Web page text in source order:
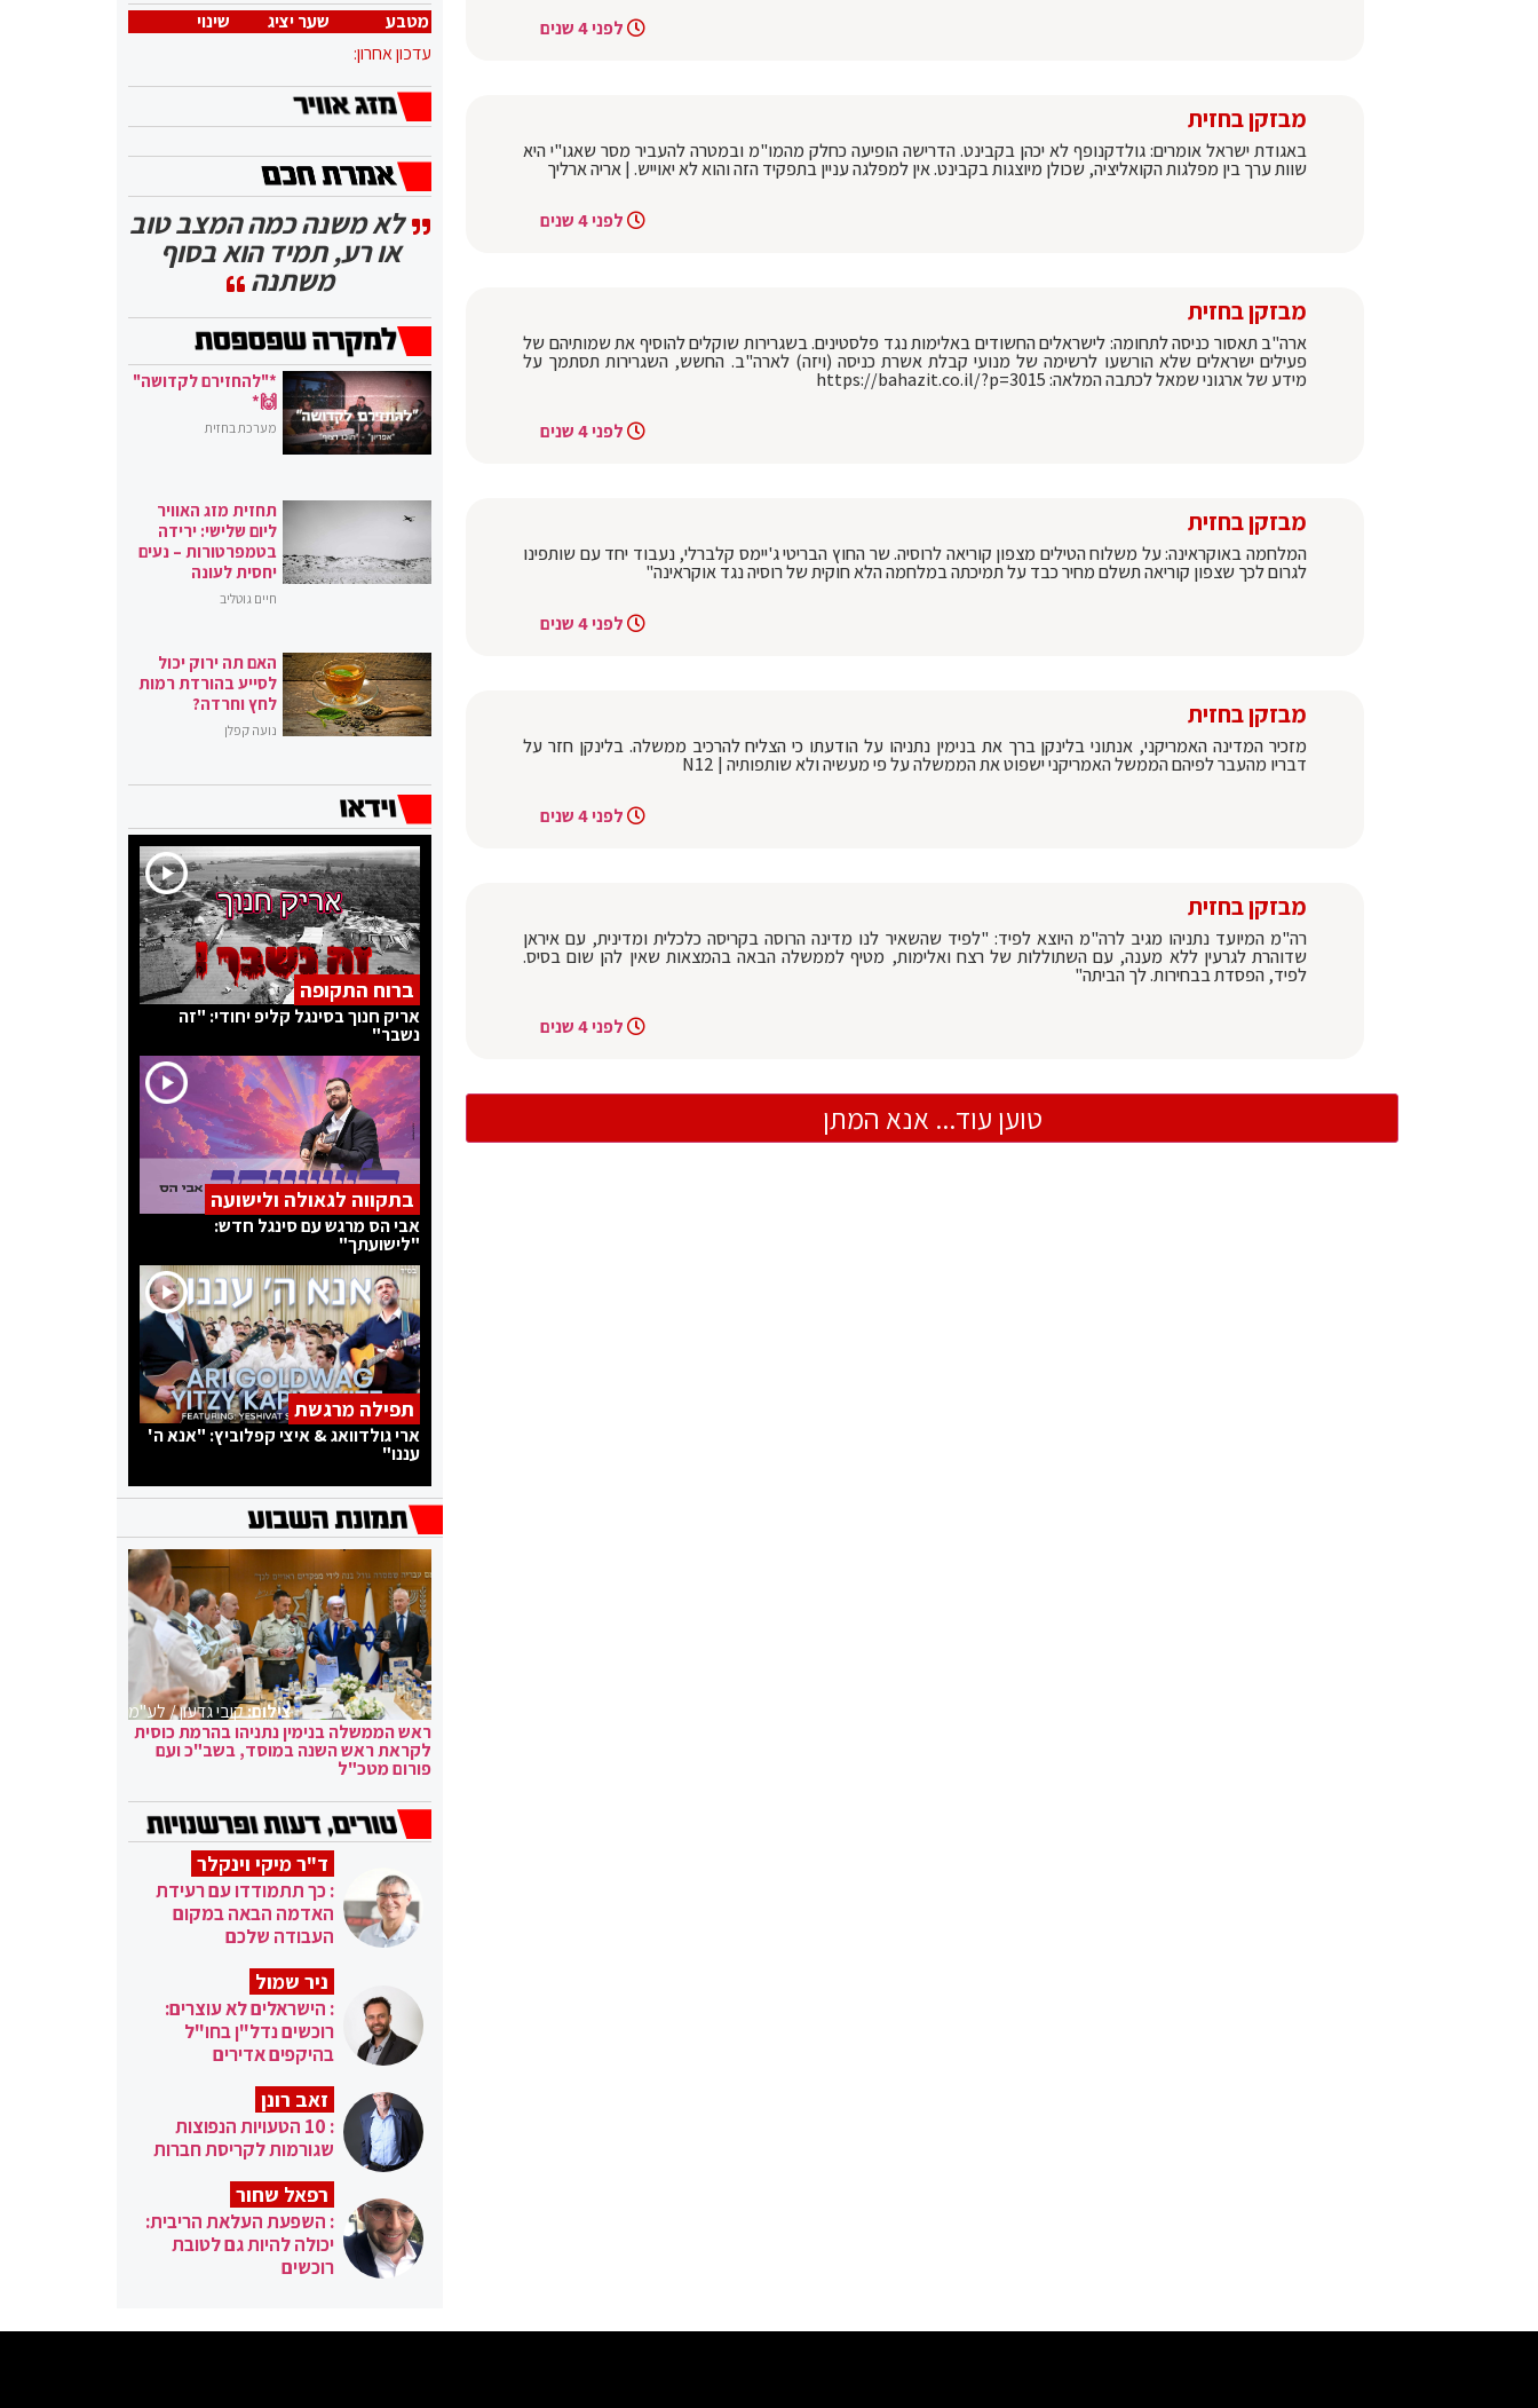
לפני 4 שנים
מבזקן בחזית
באגודת ישראל אומרים: גולדקנופף לא יכהן בקבינט. הדרישה הופיעה כחלק מהמו"מ ובמטרה להעביר מסר שאגו"י היא
שוות ערך בין מפלגות הקואליציה, שכולן מיוצגות בקבינט. אין למפלגה עניין בתפקיד הזה והוא לא יאוייש. | אריה ארליך
לפני 4 שנים
מבזקן בחזית
ארה"ב תאסור כניסה לתחומה: לישראלים החשודים באלימות נגד פלסטינים. בשגרירות שוקלים להוסיף את שמותיהם של
פעילים ישראלים שלא הורשעו לרשימה של מנועי קבלת אשרת כניסה (ויזה) לארה"ב. החשש, השגרירות תסתמך על
מידע של ארגוני שמאל לכתבה המלאה: https://bahazit.co.il/?p=3015
לפני 4 שנים
מבזקן בחזית
המלחמה באוקראינה: על משלוח הטילים מצפון קוריאה לרוסיה. שר החוץ הבריטי ג'יימס קלברלי, נעבוד יחד עם שותפינו
לגרום לכך שצפון קוריאה תשלם מחיר כבד על תמיכתה במלחמה הלא חוקית של רוסיה נגד אוקראינה"
לפני 4 שנים
מבזקן בחזית
מזכיר המדינה האמריקני, אנתוני בלינקן ברך את בנימין נתניהו על הודעתו כי הצליח להרכיב ממשלה. בלינקן חזר על
דבריו מהעבר לפיהם הממשל האמריקני ישפוט את הממשלה על פי מעשיה ולא שותפותיה | N12
לפני 4 שנים
מבזקן בחזית
רה"מ המיועד נתניהו מגיב לרה"מ היוצא לפיד: "לפיד שהשאיר לנו מדינה הרוסה בקריסה כלכלית ומדינית, עם איראן
שדוהרת לגרעין ללא מענה, עם השתוללות של רצח ואלימות, מטיף לממשלה הבאה בהמצאות שאין להן שום בסיס.
לפיד, הפסדת בבחירות. לך הביתה"
לפני 4 שנים
טוען עוד... אנא המתן
מטבע שער יציג
שינוי
עדכון אחרון:
לא משנה כמה המצב טוב
או רע, תמיד הוא בסוף
משתנה
*"להחזירם לקדושה"
🙌*
מערכת בחזית
תחזית מזג האוויר
ליום שלישי: ירידה
בטמפרטורות – נעים
יחסית לעונה
חיים גוטליב
האם תה ירוק יכול
לסייע בהורדת רמות
לחץ וחרדה?
נועה קפלן
ברוח התקופה
אריק חנוך בסינגל קליפ יחודי: "זה
נשבר"
בתקווה לגאולה ולישועה
אבי הס מרגש עם סינגל חדש:
"לישועתך"
תפילה מרגשת
ארי גולדוואג & איצי קפלוביץ: "אנא ה'
עננו"
צילום:קובי גדעון / לע"מ
ראש הממשלה בנימין נתניהו בהרמת כוסית
לקראת ראש השנה במוסד, בשב"כ ועם
פורום מטכ"ל
ד"ר מיקי וינקלר
: כך תתמודדו עם רעידת
האדמה הבאה במקום
העבודה שלכם
ניר שמול
: הישראלים לא עוצרים:
רוכשים נדל"ן בחו"ל
בהיקפים אדירים
זאב רונן
: 10 הטעויות הנפוצות
שגורמות לקריסת חברות
רפאל שחור
: השפעת העלאת הריבית:
יכולה להיות גם לטובת
רוכשים